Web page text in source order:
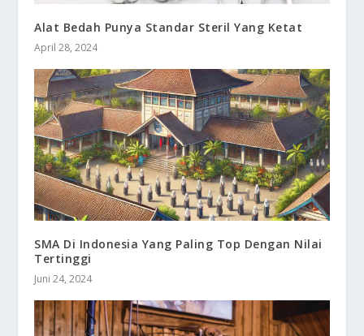
Alat Bedah Punya Standar Steril Yang Ketat
April 28, 2024
SMA Di Indonesia Yang Paling Top Dengan Nilai
Tertinggi
Juni 24, 2024